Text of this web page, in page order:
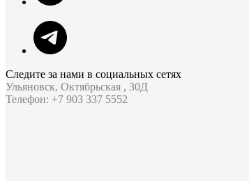
Следите за нами в социальных сетях
Ульяновск, Октябрьская , 30Д
Телефон: +7 903 337 5552